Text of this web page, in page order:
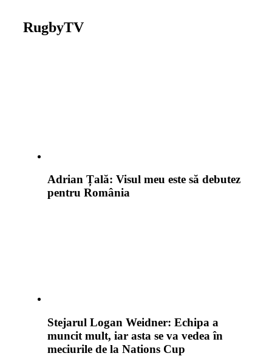
RugbyTV
Adrian Țală: Visul meu este să debutez
pentru România
Stejarul Logan Weidner: Echipa a
muncit mult, iar asta se va vedea în
meciurile de la Nations Cup